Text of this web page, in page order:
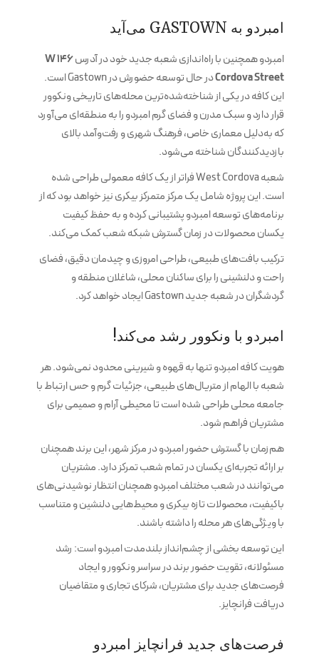
امبردو به GASTOWN می‌آید
امبردو همچنین با راه‌اندازی شعبه جدید خود در آدرس
146 W
Cordova Street
در حال توسعه حضورش در Gastown است.
این کافه در یکی از شناخته‌شده‌ترین محله‌های تاریخی ونکوور
قرار دارد و سبک مدرن و فضای گرم امبردو را به منطقه‌ای می‌آورد
که به‌دلیل معماری خاص، فرهنگ شهری و رفت‌وآمد بالای
بازدیدکنندگان شناخته می‌شود.
شعبه West Cordova فراتر از یک کافه معمولی طراحی شده
است. این پروژه شامل یک مرکز متمرکز بیکری نیز خواهد بود که از
برنامه‌های توسعه امبردو پشتیبانی کرده و به حفظ کیفیت
یکسان محصولات در زمان گسترش شبکه شعب کمک می‌کند.
ترکیب بافت‌های طبیعی، طراحی امروزی و چیدمان دقیق، فضای
راحت و دلنشینی را برای ساکنان محلی، شاغلان منطقه و
گردشگران در شعبه جدید Gastown ایجاد خواهد کرد.
امبردو با ونکوور رشد می‌کند!
هویت کافه امبردو تنها به قهوه و شیرینی محدود نمی‌شود. هر
شعبه با الهام از متریال‌های طبیعی، جزئیات گرم و حس ارتباط با
جامعه محلی طراحی شده است تا محیطی آرام و صمیمی برای
مشتریان فراهم شود.
هم‌زمان با گسترش حضور امبردو در مرکز شهر، این برند همچنان
بر ارائه تجربه‌ای یکسان در تمام شعب تمرکز دارد. مشتریان
می‌توانند در شعب مختلف امبردو همچنان انتظار نوشیدنی‌های
باکیفیت، محصولات تازه بیکری و محیط‌هایی دلنشین و متناسب
با ویژگی‌های هر محله را داشته باشند.
این توسعه بخشی از چشم‌انداز بلندمدت امبردو است: رشد
مسئولانه، تقویت حضور برند در سراسر ونکوور و ایجاد
فرصت‌های جدید برای مشتریان، شرکای تجاری و متقاضیان
دریافت فرانچایز.
فرصت‌های جدید فرانچایز امبردو